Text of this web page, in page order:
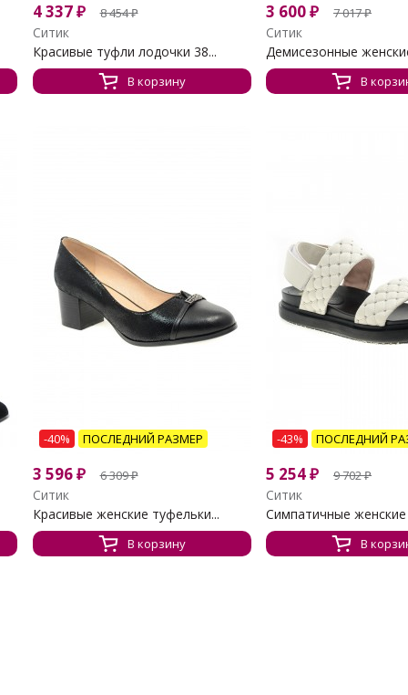
4 337₽ 8 454₽
Ситик
Красивые туфли лодочки 38...
В корзину
3 600₽ 7 017₽
Ситик
Демисезонные
В
-40% ПОСЛЕДНИЙ РАЗМЕР
3 596₽ 6 309₽
Ситик
Красивые женские туфельки...
В корзину
-43% ПОСЛЕДНИЙ
5 254₽ 9 702₽
Ситик
Симпатичные женские
В